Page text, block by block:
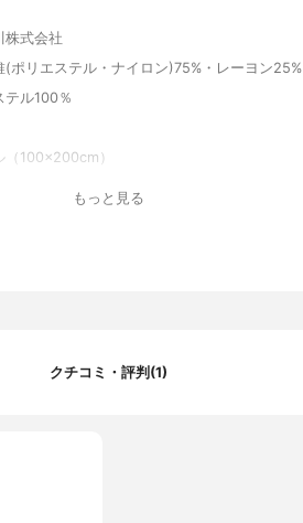
株式会社
(ポリエステル・ナイロン)75%・レーヨン25%
テル100％
（100×200cm）
もっと見る
クチコミ・評判(1)